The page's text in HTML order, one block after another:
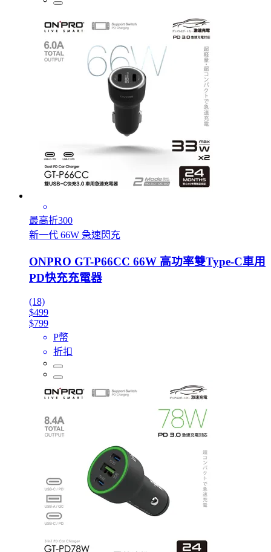
最高折300
新一代 66W 急速閃充
ONPRO GT-P66CC 66W 高功率雙Type-C車用
PD快充充電器
(18)
$499
$799
P幣
折扣